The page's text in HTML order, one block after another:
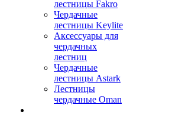
лестницы Fakro
Чердачные
лестницы Keylite
Аксессуары для
чердачных
лестниц
Чердачные
лестницы Astark
Лестницы
чердачные Oman